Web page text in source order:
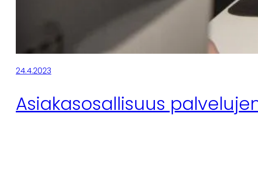
24.4.2023
Asiakasosallisuus